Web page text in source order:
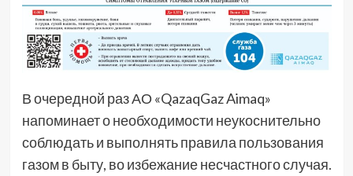
В очередной раз АО «QazaqGaz Aimaq»
напоминает о необходимости неукоснительно
соблюдать и выполнять правила пользования
газом в быту, во избежание несчастного случая.